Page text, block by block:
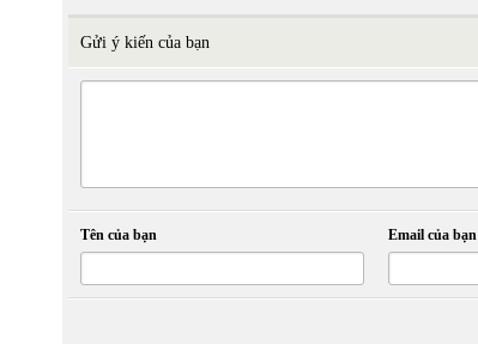
Gửi ý kiến của bạn
Tên của bạn Email của bạn